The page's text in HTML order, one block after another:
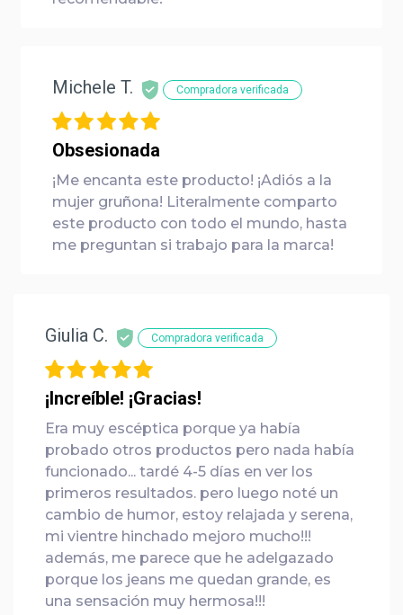
Michele T. Compradora verificada
Obsesionada
¡Me encanta este producto! ¡Adiós a la
mujer gruñona! Literalmente comparto
este producto con todo el mundo, hasta
me preguntan si trabajo para la marca!
Giulia C. Compradora verificada
¡Increíble! ¡Gracias!
Era muy escéptica porque ya había
probado otros productos pero nada había
funcionado... tardé 4-5 días en ver los
primeros resultados. pero luego noté un
cambio de humor, estoy relajada y serena,
mi vientre hinchado mejoro mucho!!!
además, me parece que he adelgazado
porque los jeans me quedan grande, es
una sensación muy hermosa!!!